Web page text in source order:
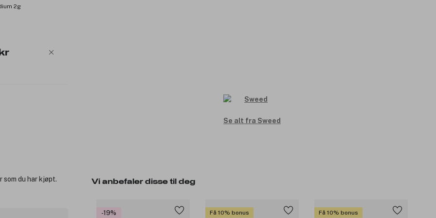
2g
Se alt fra Sweed
Vi anbefaler disse til deg
-19%
Få 10% bonus Få 10% bonus
du har kjøpt.